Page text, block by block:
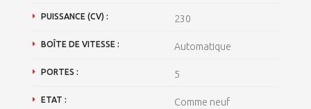
PUISSANCE (CV) : 230
BOÎTE DE VITESSE : Automatique
PORTES : 5
ETAT : Comme neuf